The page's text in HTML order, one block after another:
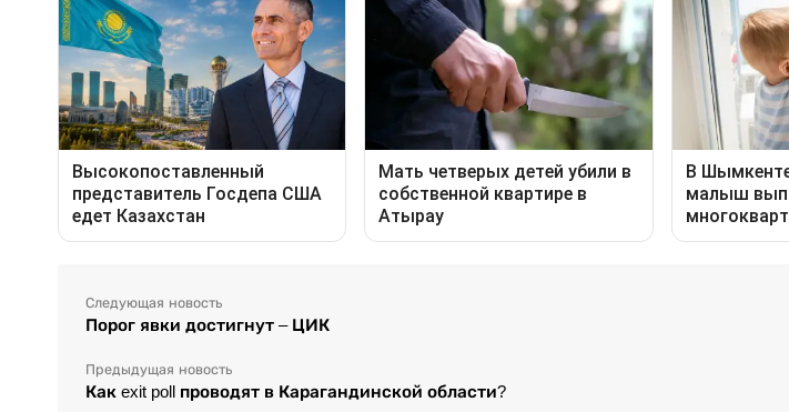
Следующая новость
Порог явки достигнут – ЦИК
Предыдущая новость
Как exit poll проводят в Карагандинской области?